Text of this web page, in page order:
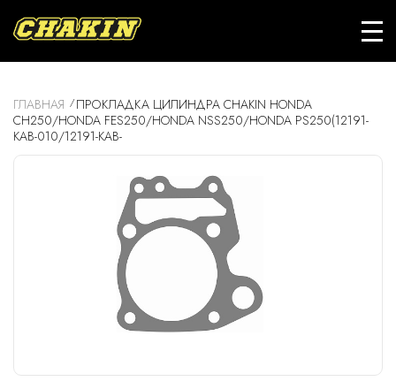
ГЛАВНАЯ
ПРОКЛАДКА ЦИЛИНДРА CHAKIN HONDA
CH250/HONDA FES250/HONDA NSS250/HONDA PS250(12191-
KAB-010/12191-KAB-